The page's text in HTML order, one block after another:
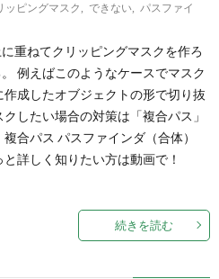
ッピングマスク できない
パスファイ
重ねてクリッピングマスクを作ろ
例えばこのようなケースでマスク
成したオブジェクトの形で切り抜
したい場合の対策は「複合パス」
合パス パスファインダ（合体）
詳しく知りたい方は動画で！
続きを読む